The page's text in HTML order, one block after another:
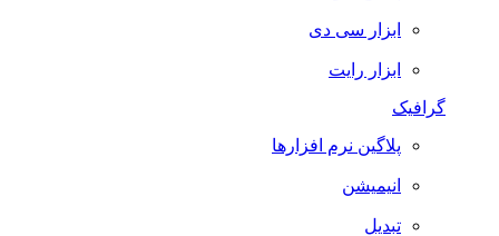
ابزار سی دی
ابزار رایت
گرافیک
پلاگین نرم افزارها
انیمیشن
تبدیل